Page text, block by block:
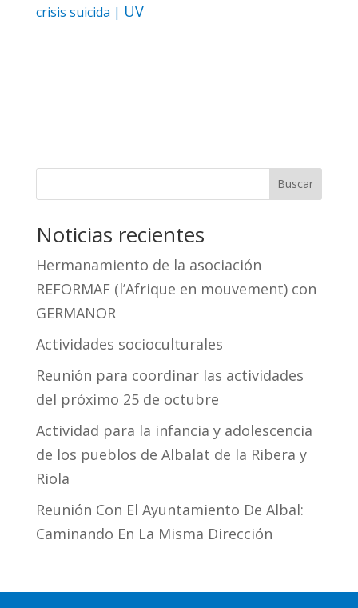
crisis suicida | UV
Buscar
Noticias recientes
Hermanamiento de la asociación
REFORMAF (l’Afrique en mouvement) con
GERMANOR
Actividades socioculturales
Reunión para coordinar las actividades
del próximo 25 de octubre
Actividad para la infancia y adolescencia
de los pueblos de Albalat de la Ribera y
Riola
Reunión Con El Ayuntamiento De Albal:
Caminando En La Misma Dirección